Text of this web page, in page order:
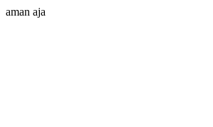
aman aja